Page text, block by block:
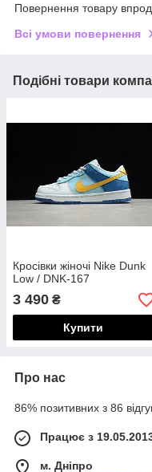
Повернення товару
Всі умови повернення
Подібні товари
Кросівки жіночі Nike Dunk
Low / DNK-167
3 490 ₴
Купити
Про нас
86% позитивних з 86
Працює з
м. Дніпро